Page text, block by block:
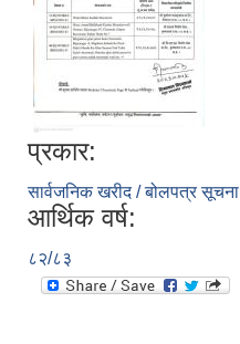
प्रकार:
सार्वजनिक खरीद / बोलपत्र सूचना
आर्थिक वर्ष:
८२/८३